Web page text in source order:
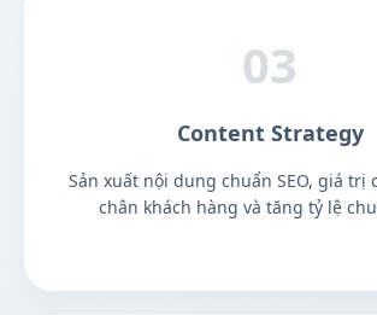
03
Content Strategy
Sản xuất nội dung chuẩn SEO, giá trị
chân khách hàng và tăng tỷ lệ